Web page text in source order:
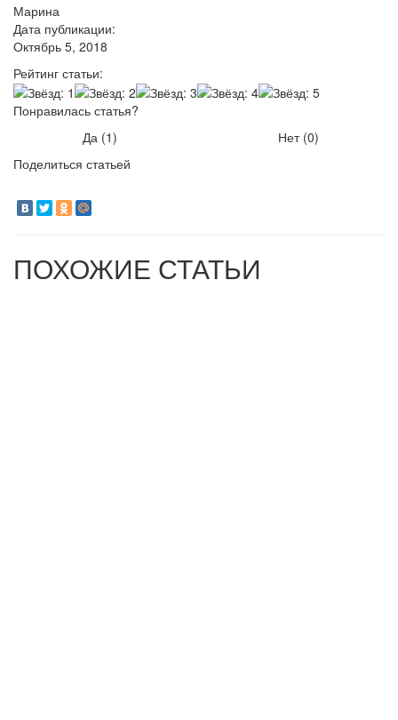
Марина
Дата публикации:
Октябрь 5, 2018
Рейтинг статьи:
Понравилась статья?
Да (1) Нет (0)
Поделиться статьей
ПОХОЖИЕ СТАТЬИ